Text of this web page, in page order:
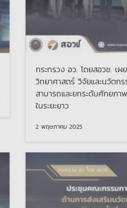
กระทรวง อว. โดยสอวช. เผ
วิทยาศาสตร์ วิจัยและนวัตก
สามารถและยกระดับศักยภา
ในระยะยาว
2 พฤษภาคม 2025